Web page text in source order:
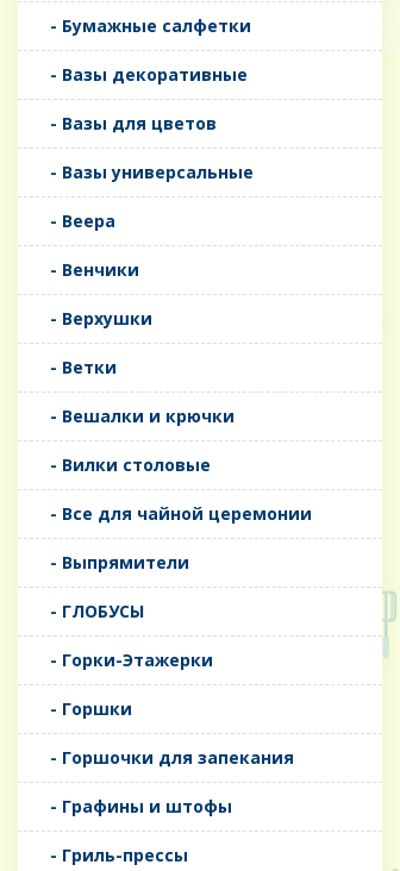
- Бумажные салфетки
- Вазы декоративные
- Вазы для цветов
- Вазы универсальные
- Веера
- Венчики
- Верхушки
- Ветки
- Вешалки и крючки
- Вилки столовые
- Все для чайной церемонии
- Выпрямители
- ГЛОБУСЫ
- Горки-Этажерки
- Горшки
- Горшочки для запекания
- Графины и штофы
- Гриль-прессы